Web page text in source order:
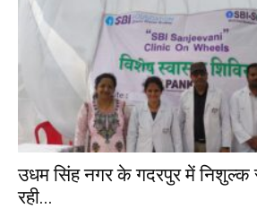
उधम सिंह नगर के गदरपुर में निशुल्क
रही...